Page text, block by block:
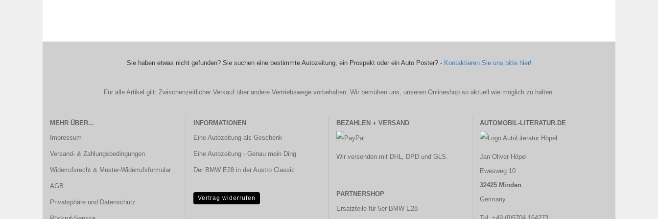
Sie haben etwas nicht gefunden? Sie suchen eine bestimmte Autozeitung, ein Prospekt oder ein Auto Poster? - Kontaktieren Sie uns bitte hier!
Für alle Artikel gilt: Zwischenzeitlicher Verkauf über andere Vertriebswege vorbehalten. Wir bemühen uns, unseren Onlineshop so aktuell wie möglich zu halten.
MEHR ÜBER...
Impressum
Versand- & Zahlungsbedingungen
Widerrufsrecht & Muster-Widerrufsformular
AGB
Privatsphäre und Datenschutz
INFORMATIONEN
Eine Autozeitung als Geschenk
Eine Autozeitung - Genau mein Ding
Der BMW E28 in der Austro Classic
Vertrag widerrufen
BEZAHLEN + VERSAND
Wir versenden mit DHL, DPD und GLS.
PARTNERSHOP
Ersatzteile für 5er BMW E28
AUTOMOBIL-LITERATUR.DE
Jan Oliver Höpel
Ewesweg 10
32425 Minden
Germany